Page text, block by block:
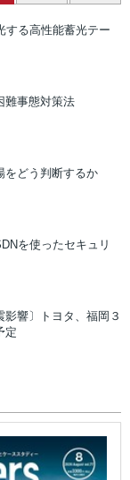
する高性能蓄光テー
難事態対策法
をどう判断するか
を使ったセキュリ
影響〕トヨタ、福岡３
定